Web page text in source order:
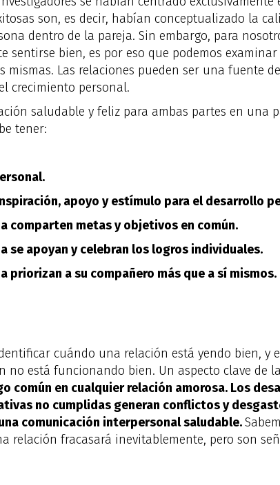
son, es decir, habían conceptualizado la
dentro de la pareja. Sin embargo, para
sentirse bien, es por eso que podemos
Las relaciones pueden ser una fuente
crecimiento personal.
saludable y feliz para ambas partes en una
tener:
apoyo y estímulo para el desarrollo
comparten metas y objetivos en común.
se apoyan y celebran los logros individuales.
priorizan a su compañero más que a sí mismos.
cuándo una relación está yendo bien, y
no está funcionando bien. Un aspecto clave de
común en cualquier relación amorosa. Los
no cumplidas generan conflictos y
comunicación interpersonal saludable.
relación fracasará inevitablemente, pero son